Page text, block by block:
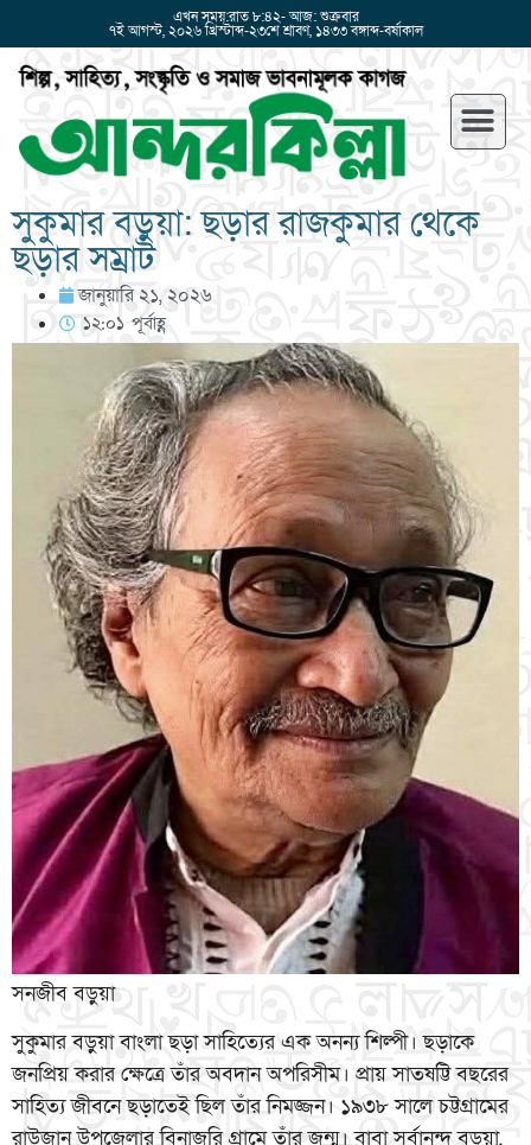
এখন সময়:রাত ৮:৪২- আজ: শুক্রবার
৭ই আগস্ট, ২০২৬ খ্রিস্টাব্দ-২৩শে শ্রাবণ, ১৪৩৩ বঙ্গাব্দ-বর্ষাকাল
সুকুমার বড়ুয়া: ছড়ার রাজকুমার থেকে
ছড়ার সম্রাট
জানুয়ারি ২১, ২০২৬
১২:০১ পূর্বাহ্ণ
সনজীব বড়ুয়া
সুকুমার বড়ুয়া বাংলা ছড়া সাহিত্যের এক অনন্য শিল্পী। ছড়াকে
জনপ্রিয় করার ক্ষেত্রে তাঁর অবদান অপরিসীম। প্রায় সাতষট্টি বছরের
সাহিত্য জীবনে ছড়াতেই ছিল তাঁর নিমজ্জন। ১৯৩৮ সালে চট্টগ্রামের
রাউজান উপজেলার বিনাজুরি গ্রামে তাঁর জন্ম। বাবা সর্বানন্দ বড়ুয়া,